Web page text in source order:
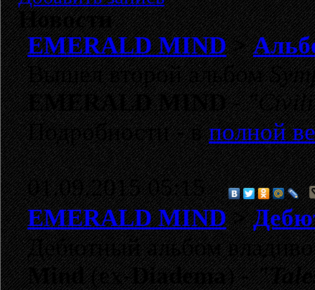
Новости
EMERALD MIND>
Вышел второй альбом
EMERALD MIND-
Подробности - вполной
01.09.2015 05:15
EMERALD MIND>
Дебютный альбом
Mind(ex-Diadema) -